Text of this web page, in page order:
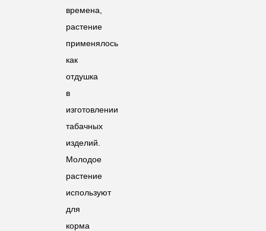
времена,
растение
применялось
как
отдушка
в
изготовлении
табачных
изделий.
Молодое
растение
используют
для
корма